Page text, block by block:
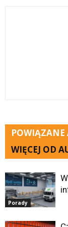
POWIĄZANE
WIĘCEJ OD
Porady